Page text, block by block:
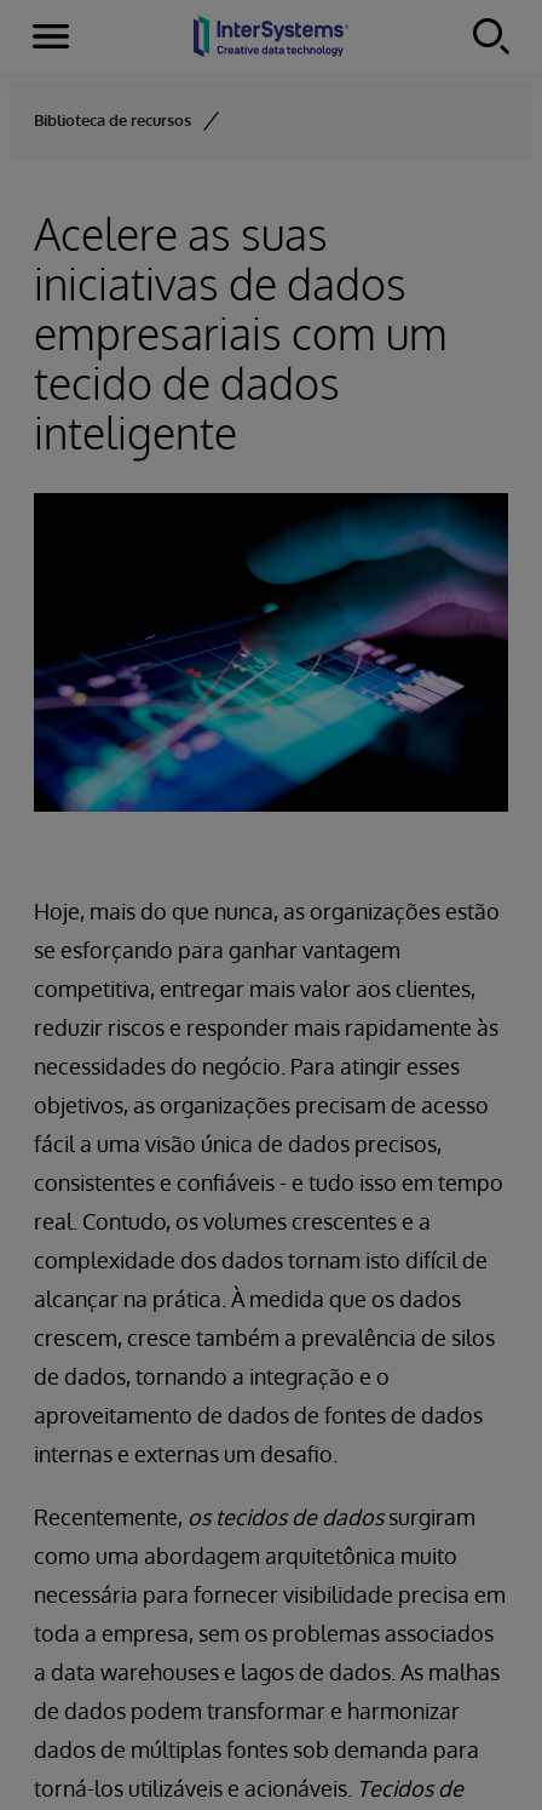
Skip to content
Menu
Biblioteca de recursos
Acelere as suas
iniciativas de dados
empresariais com um
tecido de dados
inteligente
Hoje, mais do que nunca, as organizações estão
se esforçando para ganhar vantagem
competitiva, entregar mais valor aos clientes,
reduzir riscos e responder mais rapidamente às
necessidades do negócio. Para atingir esses
objetivos, as organizações precisam de acesso
fácil a uma visão única de dados precisos,
consistentes e confiáveis - e tudo isso em tempo
real. Contudo, os volumes crescentes e a
complexidade dos dados tornam isto difícil de
alcançar na prática. À medida que os dados
crescem, cresce também a prevalência de silos
de dados, tornando a integração e o
aproveitamento de dados de fontes de dados
internas e externas um desafio.
Recentemente, os tecidos de dadossurgiram
como uma abordagem arquitetônica muito
necessária para fornecer visibilidade precisa em
toda a empresa, sem os problemas associados
a data warehouses e lagos de dados. As malhas
de dados podem transformar e harmonizar
dados de múltiplas fontes sob demanda para
torná-los utilizáveis e acionáveis. Tecidos de